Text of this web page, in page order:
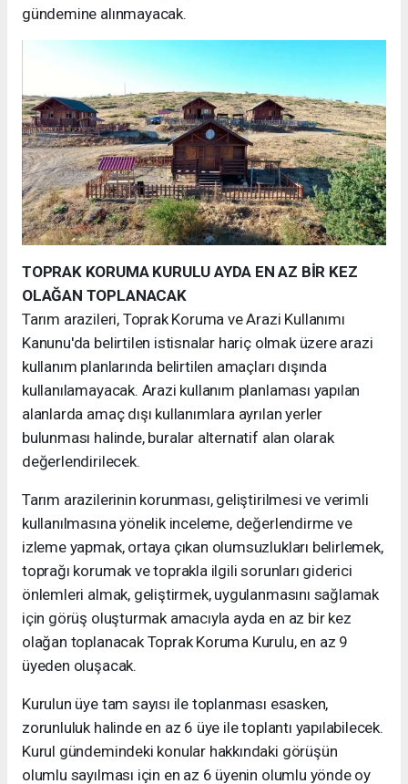
gündemine alınmayacak.
TOPRAK KORUMA KURULU AYDA EN AZ BİR KEZ
OLAĞAN TOPLANACAK
Tarım arazileri, Toprak Koruma ve Arazi Kullanımı
Kanunu'da belirtilen istisnalar hariç olmak üzere arazi
kullanım planlarında belirtilen amaçları dışında
kullanılamayacak. Arazi kullanım planlaması yapılan
alanlarda amaç dışı kullanımlara ayrılan yerler
bulunması halinde, buralar alternatif alan olarak
değerlendirilecek.
Tarım arazilerinin korunması, geliştirilmesi ve verimli
kullanılmasına yönelik inceleme, değerlendirme ve
izleme yapmak, ortaya çıkan olumsuzlukları belirlemek,
toprağı korumak ve toprakla ilgili sorunları giderici
önlemleri almak, geliştirmek, uygulanmasını sağlamak
için görüş oluşturmak amacıyla ayda en az bir kez
olağan toplanacak Toprak Koruma Kurulu, en az 9
üyeden oluşacak.
Kurulun üye tam sayısı ile toplanması esasken,
zorunluluk halinde en az 6 üye ile toplantı yapılabilecek.
Kurul gündemindeki konular hakkındaki görüşün
olumlu sayılması için en az 6 üyenin olumlu yönde oy